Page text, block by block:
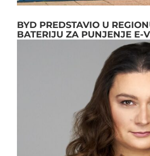
BYD PREDSTAVIO U
BATERIJU ZA PUNJENJE E-